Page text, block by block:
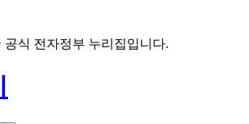
공식 전자정부 누리집입니다.